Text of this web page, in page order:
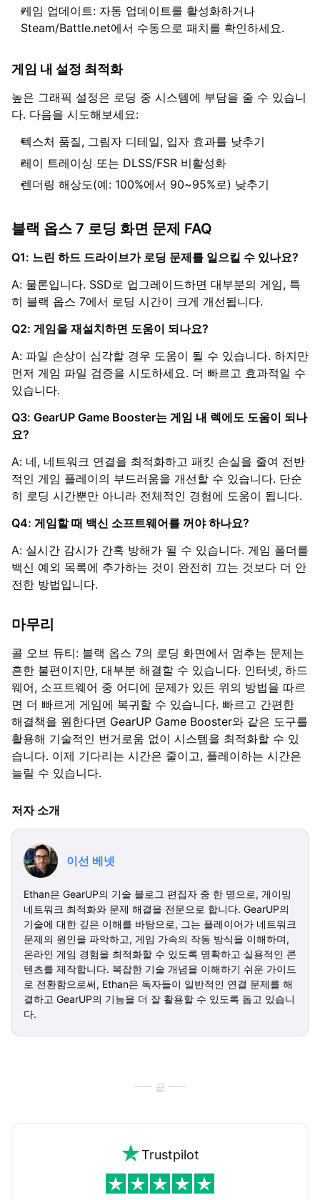
게임 업데이트: 자동 업데이트를 활성화하거나
Steam/Battle.net에서 수동으로 패치를 확인하세요.
게임 내 설정 최적화
높은 그래픽 설정은 로딩 중 시스템에 부담을 줄 수 있습니
다. 다음을 시도해보세요:
텍스처 품질, 그림자 디테일, 입자 효과를 낮추기
레이 트레이싱 또는 DLSS/FSR 비활성화
렌더링 해상도(예: 100%에서 90~95%로) 낮추기
블랙 옵스 7 로딩 화면 문제 FAQ
Q1: 느린 하드 드라이브가 로딩 문제를 일으킬 수 있나요?
A: 물론입니다. SSD로 업그레이드하면 대부분의 게임, 특
히 블랙 옵스 7에서 로딩 시간이 크게 개선됩니다.
Q2: 게임을 재설치하면 도움이 되나요?
A: 파일 손상이 심각할 경우 도움이 될 수 있습니다. 하지만
먼저 게임 파일 검증을 시도하세요. 더 빠르고 효과적일 수
있습니다.
Q3: GearUP Game Booster는 게임 내 렉에도 도움이 되나
요?
A: 네, 네트워크 연결을 최적화하고 패킷 손실을 줄여 전반
적인 게임 플레이의 부드러움을 개선할 수 있습니다. 단순
히 로딩 시간뿐만 아니라 전체적인 경험에 도움이 됩니다.
Q4: 게임할 때 백신 소프트웨어를 꺼야 하나요?
A: 실시간 감시가 간혹 방해가 될 수 있습니다. 게임 폴더를
백신 예외 목록에 추가하는 것이 완전히 끄는 것보다 더 안
전한 방법입니다.
마무리
콜 오브 듀티: 블랙 옵스 7의 로딩 화면에서 멈추는 문제는
흔한 불편이지만, 대부분 해결할 수 있습니다. 인터넷, 하드
웨어, 소프트웨어 중 어디에 문제가 있든 위의 방법을 따르
면 더 빠르게 게임에 복귀할 수 있습니다. 빠르고 간편한
해결책을 원한다면 GearUP Game Booster와 같은 도구를
활용해 기술적인 번거로움 없이 시스템을 최적화할 수 있
습니다. 이제 기다리는 시간은 줄이고, 플레이하는 시간은
늘릴 수 있습니다.
저자 소개
이선 베넷
Ethan은 GearUP의 기술 블로그 편집자 중 한 명으로, 게이밍
네트워크 최적화와 문제 해결을 전문으로 합니다. GearUP의
기술에 대한 깊은 이해를 바탕으로, 그는 플레이어가 네트워크
문제의 원인을 파악하고, 게임 가속의 작동 방식을 이해하며,
온라인 게임 경험을 최적화할 수 있도록 명확하고 실용적인 콘
텐츠를 제작합니다. 복잡한 기술 개념을 이해하기 쉬운 가이드
로 전환함으로써, Ethan은 독자들이 일반적인 연결 문제를 해
결하고 GearUP의 기능을 더 잘 활용할 수 있도록 돕고 있습니
다.
끝
Trustpilot